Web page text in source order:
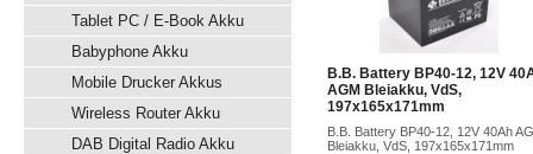
Tablet PC / E-Book Akku
Babyphone Akku
Mobile Drucker Akkus
Wireless Router Akku
DAB Digital Radio Akku
B.B. Battery BP40-12, 12V
AGM Bleiakku, VdS,
197x165x171mm
B.B. Battery BP40-12, 12V 40Ah
Bleiakku, VdS, 197x165x171mm